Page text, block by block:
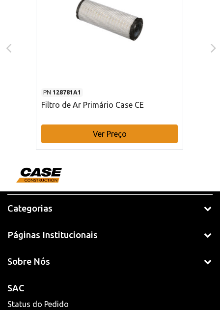
PN 128781A1
Filtro de Ar Primário Case CE
Ver Preço
Categorias
Páginas Institucionais
Sobre Nós
SAC
Status do Pedido